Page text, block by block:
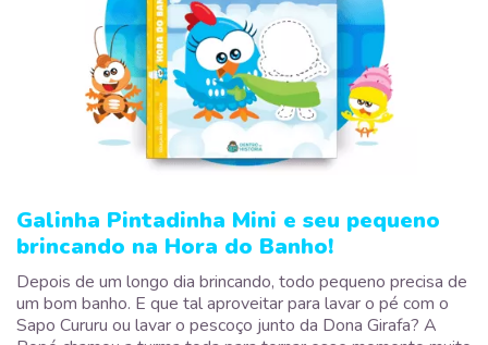
Galinha Pintadinha Mini e seu pequeno
brincando na Hora do Banho!
Depois de um longo dia brincando, todo pequeno precisa de
um bom banho. E que tal aproveitar para lavar o pé com o
Sapo Cururu ou lavar o pescoço junto da Dona Girafa? A